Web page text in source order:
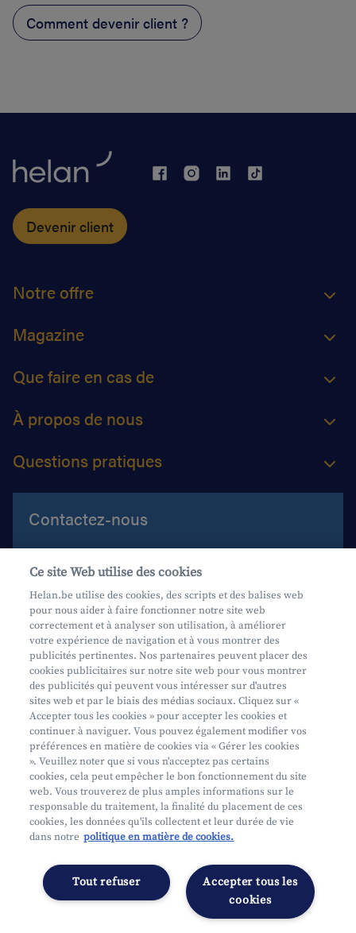
Comment devenir client ?
Devenir client
Notre offre
Magazine
Que faire en cas de
À propos de nous
Questions pratiques
Contactez-nous
Aide et contact
Prenez rendez-vous
Où nous trouver
Phishing
Mifid
Privacy
Info juridique
Soumis au contrôle de l'OCM
Déclaration d'accessibilité
Gérer les préférences
Ce site Web utilise des cookies
Helan.be utilise des cookies, des scripts et des balises web
pour nous aider à faire fonctionner notre site web
correctement et à analyser son utilisation, à améliorer
votre expérience de navigation et à vous montrer des
publicités pertinentes. Nos partenaires peuvent placer des
cookies publicitaires sur notre site web pour vous montrer
des publicités qui peuvent vous intéresser sur d'autres
sites web et par le biais des médias sociaux. Cliquez sur «
Accepter tous les cookies » pour accepter les cookies et
continuer à naviguer. Vous pouvez également modifier vos
préférences en matière de cookies via « Gérer les cookies
». Veuillez noter que si vous n'acceptez pas certains
cookies, cela peut empêcher le bon fonctionnement du site
web. Vous trouverez de plus amples informations sur le
responsable du traitement, la finalité du placement de ces
cookies, les données qu'ils collectent et leur durée de vie
dans notre politique en matière de cookies.
Accepter tous les
cookies
Tout refuser